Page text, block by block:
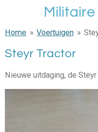
naar
hoofdinhoud
Home » Voertuigen »
Steyr Tractor
Nieuwe uitdaging, de Steyr